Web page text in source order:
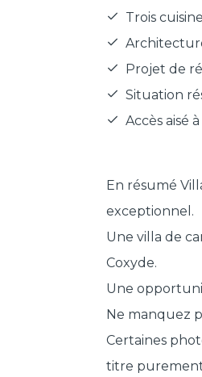
Trois
Projet de
Situation
Accès aisé
En résumé
exceptionnel.
Une villa de
Coxyde.
Une
Ne manquez
Certaines
titre